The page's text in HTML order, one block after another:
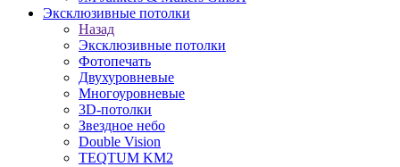
Эксклюзивные потолки
Назад
Эксклюзивные потолки
Фотопечать
Двухуровневые
Многоуровневые
3D-потолки
Звездное небо
Double Vision
TEQTUM KM2